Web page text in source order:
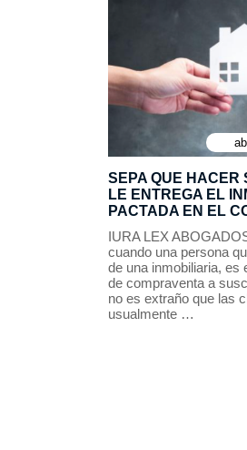
SEPA QUE HACER
LE ENTREGA EL
PACTADA EN EL
IURA LEX
cuando una persona
de una inmobiliaria, es
de compraventa a
no es extraño que las
usualmente …